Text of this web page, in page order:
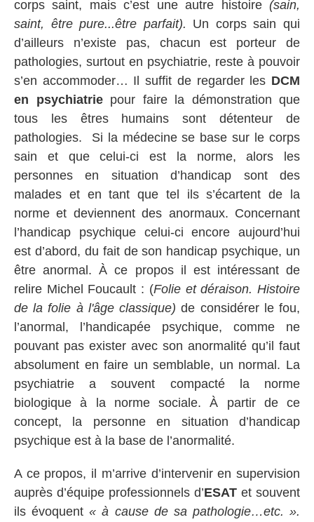
corps saint, mais c’est une autre histoire(sain,
saint, être pure...être parfait). Un corps sain qui
d’ailleurs n’existe pas, chacun est porteur de
pathologies, surtout en psychiatrie, reste à pouvoir
s’en accommoder… Il suffit de regarder les DCM
en psychiatriepour faire la démonstration que
tous les êtres humains sont détenteur de
pathologies. Si la médecine se base sur le corps
sain et que celui-ci est la norme, alors les
personnes en situation d’handicap sont des
malades et en tant que tel ils s’écartent de la
norme et deviennent des anormaux. Concernant
l’handicap psychique celui-ci encore aujourd’hui
est d’abord, du fait de son handicap psychique, un
être anormal. À ce propos il est intéressant de
relire Michel Foucault : (Folie et déraison. Histoire
de la folie à l'âge classique)de considérer le fou,
l’anormal, l’handicapée psychique, comme ne
pouvant pas exister avec son anormalité qu’il faut
absolument en faire un semblable, un normal. La
psychiatrie a souvent compacté la norme
biologique à la norme sociale. À partir de ce
concept, la personne en situation d’handicap
psychique est à la base de l’anormalité.
A ce propos, il m’arrive d’intervenir en supervision
auprès d’équipe professionnels d’ESAT et souvent
ils évoquent « à cause de sa pathologie…etc. ».